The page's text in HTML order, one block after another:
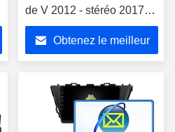
de V 2012 - stéréo 2017
de multimédia de voiture
Obtenez le meilleur